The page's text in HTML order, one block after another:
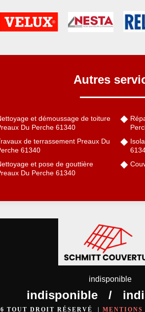
Autres
et démoussage de toiture
Du Perche 61340
de terrassement Preaux Du
61340
et pose de gouttière
Du Perche 61340
indisponible
indisponible /
TOUT DROIT RÉSERVÉ | MENTIONS